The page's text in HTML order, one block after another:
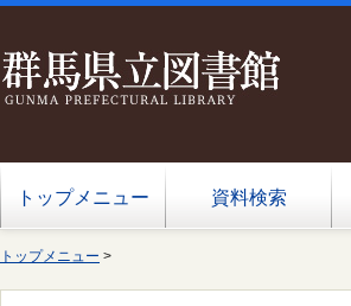
トップメニュー 資料検索
トップメニュー >